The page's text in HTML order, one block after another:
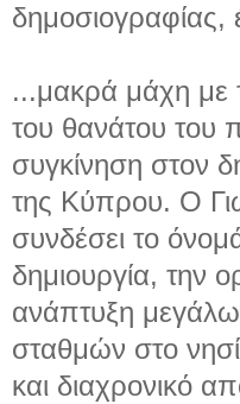
δημοσιογραφίας,
...μακρά μάχη με
του θανάτου του
συγκίνηση στον
της Κύπρου. Ο
συνδέσει το
δημιουργία, την
ανάπτυξη
σταθμών στο
και διαχρονικό